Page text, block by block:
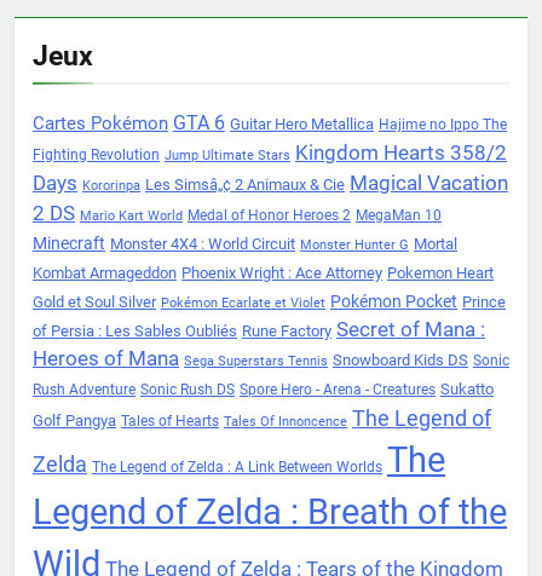
Jeux
Cartes Pokémon GTA 6 Guitar Hero Metallica Hajime no Ippo The
Fighting Revolution Jump Ultimate Stars Kingdom Hearts 358/2
Days Kororinpa Les Simsâ„¢ 2 Animaux & Cie Magical Vacation
2 DS Mario Kart World Medal of Honor Heroes 2 MegaMan 10
Minecraft Monster 4X4 : World Circuit Monster Hunter G Mortal
Kombat Armageddon Phoenix Wright : Ace Attorney Pokemon Heart
Gold et Soul Silver Pokémon Ecarlate et Violet Pokémon Pocket Prince
of Persia : Les Sables Oubliés Rune Factory Secret of Mana :
Heroes of Mana Sega Superstars Tennis Snowboard Kids DS Sonic
Rush Adventure Sonic Rush DS Spore Hero - Arena - Creatures Sukatto
Golf Pangya Tales of Hearts Tales Of Innoncence The Legend of
Zelda The Legend of Zelda : A Link Between Worlds The
Legend of Zelda : Breath of the
Wild The Legend of Zelda : Tears of the Kingdom